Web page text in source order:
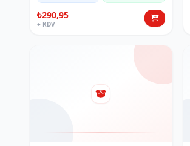
₺290,95
+ KDV